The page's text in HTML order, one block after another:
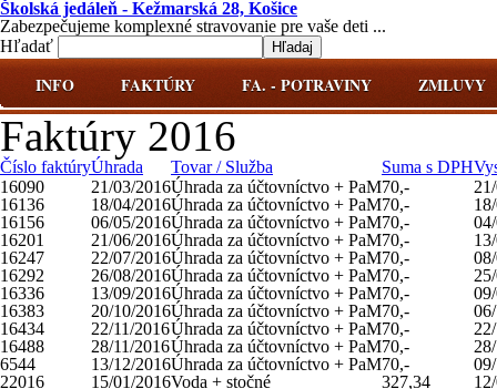
Školská jedáleň - Kežmarská 28, Košice
Zabezpečujeme komplexné stravovanie pre vaše deti ...
Hľadať
INFO FAKTÚRY FA. - POTRAVINY ZMLUVY
Faktúry 2016
Číslo faktúryÚhrada Tovar / Služba Suma s DPH
16090
21/03/2016Úhrada za účtovníctvo + PaM70,-
16136
18/04/2016Úhrada za účtovníctvo + PaM70,-
16156
06/05/2016Úhrada za účtovníctvo + PaM70,-
16201
21/06/2016Úhrada za účtovníctvo + PaM70,-
16247
22/07/2016Úhrada za účtovníctvo + PaM70,-
16292
26/08/2016Úhrada za účtovníctvo + PaM70,-
16336
13/09/2016Úhrada za účtovníctvo + PaM70,-
16383
20/10/2016Úhrada za účtovníctvo + PaM70,-
16434
22/11/2016Úhrada za účtovníctvo + PaM70,-
16488
28/11/2016Úhrada za účtovníctvo + PaM70,-
6544
13/12/2016Úhrada za účtovníctvo + PaM70,-
22016
15/01/2016Voda + stočné 327,34